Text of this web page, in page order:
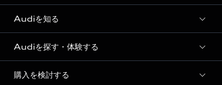
Audiを知る
Audi ブランド
Story of Progress
Audiを探す・体験する
ディーラー検索
購入を検討する